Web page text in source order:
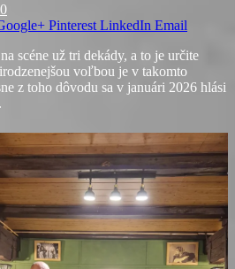
0
Pinterest LinkedIn Email
scéne už tri dekády, a to je určite
voľbou je v takomto
z toho dôvodu sa v januári 2026 hlási
.